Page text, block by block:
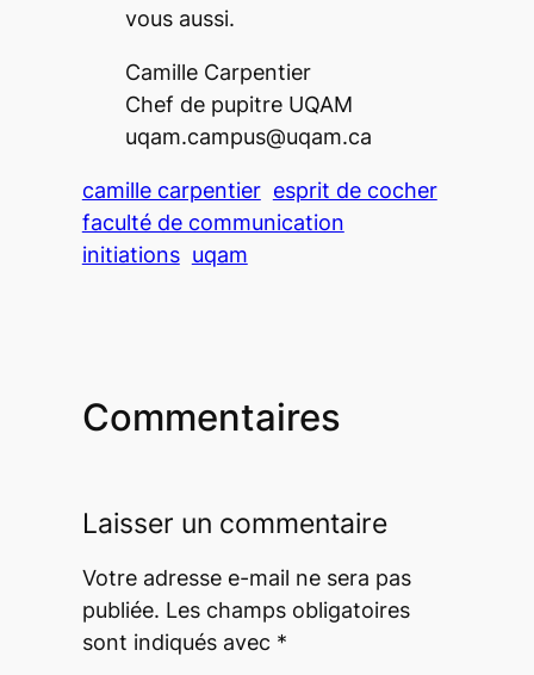
vous aussi.
Camille Carpentier
Chef de pupitre UQAM
uqam.campus@uqam.ca
camille carpentier esprit de cocher
faculté de communication
initiations uqam
Commentaires
Laisser un commentaire
Votre adresse e-mail ne sera pas
publiée. Les champs obligatoires
sont indiqués avec *